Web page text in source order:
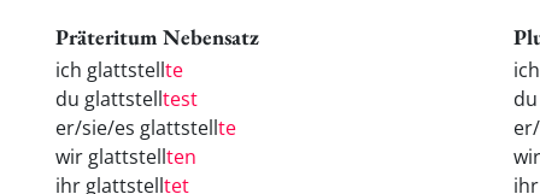
Präteritum Nebensatz
ich glattstellte
du glattstelltest
er/sie/es glattstellte
wir glattstellten
ihr glattstelltet